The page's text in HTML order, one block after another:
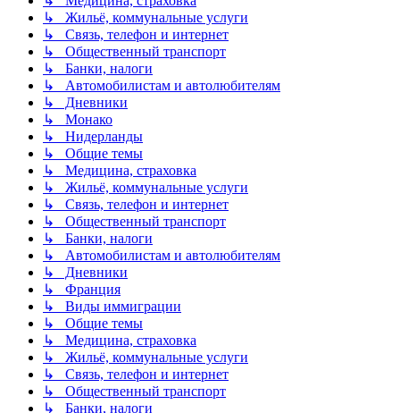
↳ Жильё, коммунальные услуги
↳ Связь, телефон и интернет
↳ Общественный транспорт
↳ Банки, налоги
↳ Автомобилистам и автолюбителям
↳ Дневники
↳ Монако
↳ Нидерланды
↳ Общие темы
↳ Медицина, страховка
↳ Жильё, коммунальные услуги
↳ Связь, телефон и интернет
↳ Общественный транспорт
↳ Банки, налоги
↳ Автомобилистам и автолюбителям
↳ Дневники
↳ Франция
↳ Виды иммиграции
↳ Общие темы
↳ Медицина, страховка
↳ Жильё, коммунальные услуги
↳ Связь, телефон и интернет
↳ Общественный транспорт
↳ Банки, налоги